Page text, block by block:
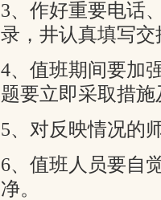
3、作好重要电话
录，井认真填写
4、值班期间要加
题要立即采取措
5、对反映情况的
6、值班人员要自
净。